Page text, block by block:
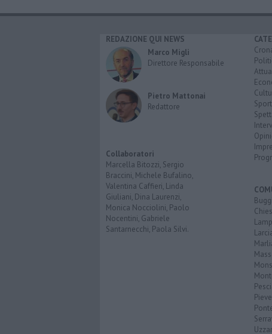
REDAZIONE QUI NEWS
Marco Migli
Direttore Responsabile
Pietro Mattonai
Redattore
Collaboratori
Marcella Bitozzi, Sergio
Braccini, Michele Bufalino,
Valentina Caffieri, Linda
Giuliani, Dina Laurenzi,
Monica Nocciolini, Paolo
Nocentini, Gabriele
Santarnecchi, Paola Silvi.
Sport